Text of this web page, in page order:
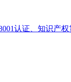
认证、知识